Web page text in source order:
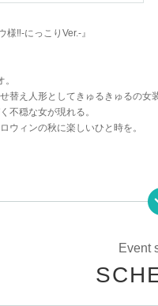
‼-にっこりVer.-』
替え人形としてきゅるきゅるの
不穏な女が現れる。
ウィンの秋に楽しいひと時を。
Event